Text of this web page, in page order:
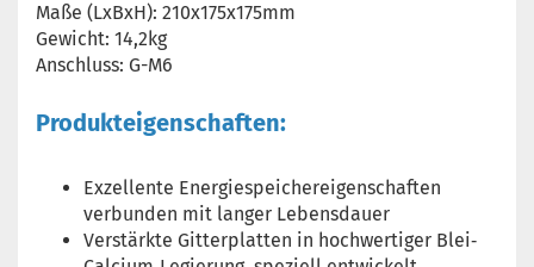
Maße (LxBxH): 210x175x175mm
Gewicht: 14,2kg
Anschluss: G-M6
Produkteigenschaften:
Exzellente Energiespeichereigenschaften
verbunden mit langer Lebensdauer
Verstärkte Gitterplatten in hochwertiger Blei‐